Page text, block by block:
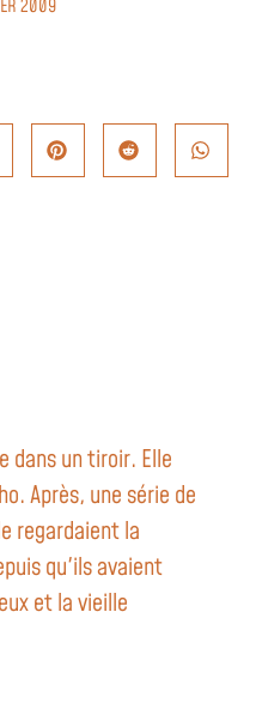
2009
dans un tiroir. Elle
Après, une série de
regardaient la
qu'ils avaient
et la vieille